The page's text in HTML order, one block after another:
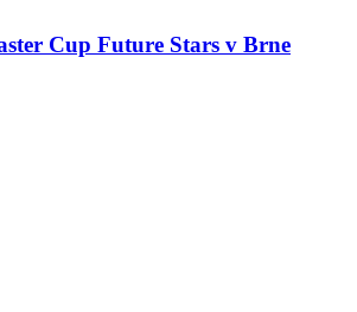
Cup Future Stars v Brne